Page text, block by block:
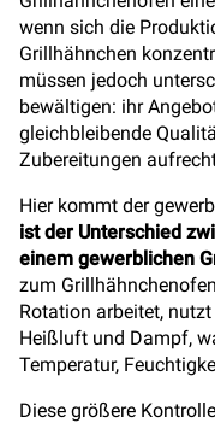
wenn sich die
Grillhähnchen
müssen jedoch
bewältigen: ihr
gleichbleibende
Zubereitungen
Hier kommt der
ist der Unterschied
einem gewerblichen
zum
Rotation arbeitet,
Heißluft und Dampf,
Temperatur,
Diese größere